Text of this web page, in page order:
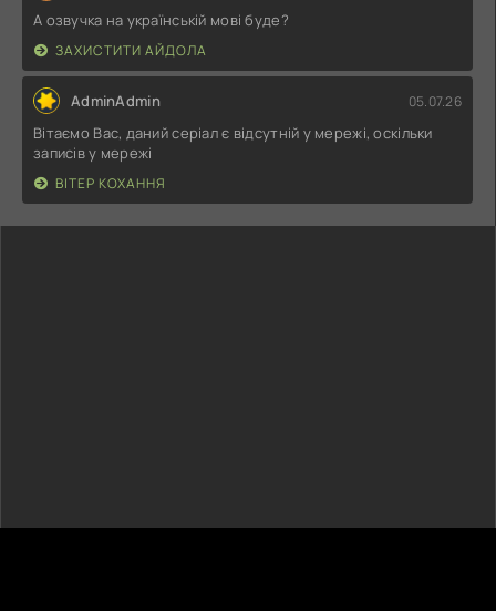
А озвучка на українській мові буде?
ЗАХИСТИТИ АЙДОЛА
AdminAdmin 05.07.26
Вітаємо Вас, даний серіал є відсутній у мережі, оскільки
записів у мережі
ВІТЕР КОХАННЯ